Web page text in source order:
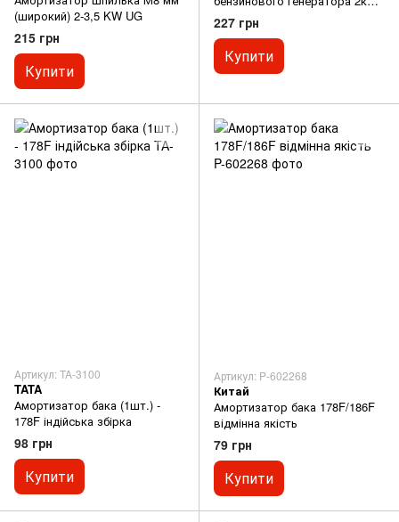
(широкий) 2-3,5 KW UG
215 грн
Купити
4 шт.
227 грн
Купити
Артикул: TA-3100
TATA
Амортизатор бака (1шт.) -
178F індійська збірка
98 грн
Купити
Артикул: P-602268
Китай
Амортизатор бака 178F/186F
відмінна якість
79 грн
Купити